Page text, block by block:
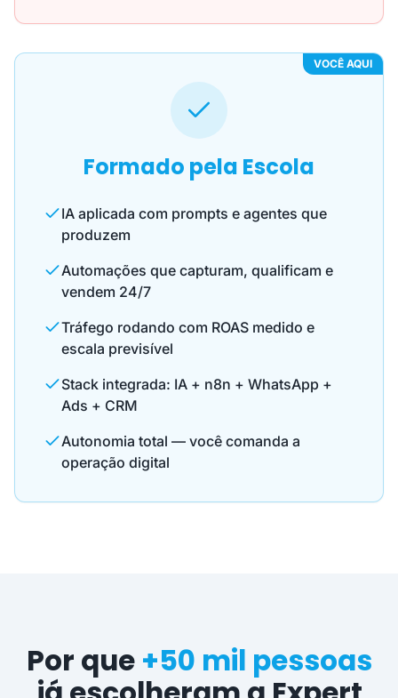
VOCÊ AQUI
Formado pela Escola
IA aplicada com prompts e agentes que
produzem
Automações que capturam, qualificam e
vendem 24/7
Tráfego rodando com ROAS medido e
escala previsível
Stack integrada: IA + n8n + WhatsApp +
Ads + CRM
Autonomia total — você comanda a
operação digital
Por que +50 mil pessoas